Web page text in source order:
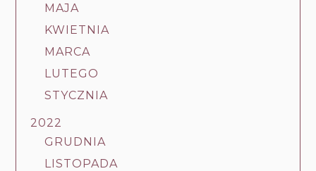
MAJA
KWIETNIA
MARCA
LUTEGO
STYCZNIA
2022
GRUDNIA
LISTOPADA